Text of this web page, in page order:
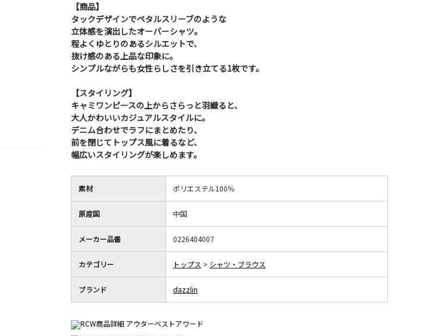
【商品】
タックデザインでペタルスリーブのような
立体感を演出したオーバーシャツ。
程よくゆとりのあるシルエットで、
抜け感のある上品な印象に。
シンプルながらも女性らしさを引き立てる1枚です。
【スタイリング】
キャミワンピースの上からさらっと羽織ると、
大人かわいいカジュアルスタイルに。
デニム合わせでラフにまとめたり、
前を閉じてトップス風に着るなど、
幅広いスタイリングが楽しめます。
素材 ポリエステル100％
原産国 中国
メーカー品番 0226404007
カテゴリー トップス > シャツ・ブラウス
ブランド dazzlin